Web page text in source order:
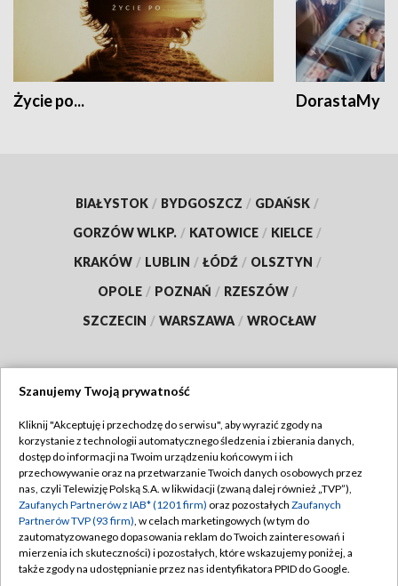
Życie po... DorastaMy
BIAŁYSTOK / BYDGOSZCZ / GDAŃSK /
GORZÓW WLKP. / KATOWICE / KIELCE /
KRAKÓW / LUBLIN / ŁÓDŹ / OLSZTYN /
OPOLE / POZNAŃ / RZESZÓW /
SZCZECIN / WARSZAWA / WROCŁAW
TVP
Abonament TVP
Emisja w TVP
Centrum informacji TVP
Naziemna Telewizja Cyfrowa
Regulamin TVP
Polityka prywatności
Moje zgody
Pomoc
Szanujemy Twoją prywatność
Kliknij "Akceptuję i przechodzę do serwisu", aby wyrazić zgody na
korzystanie z technologii automatycznego śledzenia i zbierania danych,
dostęp do informacji na Twoim urządzeniu końcowym i ich
przechowywanie oraz na przetwarzanie Twoich danych osobowych przez
nas, czyli Telewizję Polską S.A. w likwidacji (zwaną dalej również „TVP”),
Zaufanych Partnerów z IAB* (1201 firm) oraz pozostałych Zaufanych
Partnerów TVP (93 firm), w celach marketingowych (w tym do
zautomatyzowanego dopasowania reklam do Twoich zainteresowań i
mierzenia ich skuteczności) i pozostałych, które wskazujemy poniżej, a
także zgody na udostępnianie przez nas identyfikatora PPID do Google.